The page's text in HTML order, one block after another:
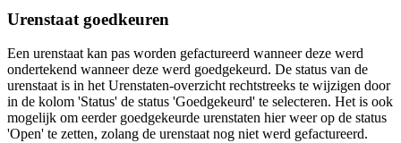
Urenstaat goedkeuren
Een urenstaat kan pas worden gefactureerd wanneer deze werd
ondertekend wanneer deze werd goedgekeurd. De status van de
urenstaat is in het Urenstaten-overzicht rechtstreeks te wijzigen door
in de kolom 'Status' de status 'Goedgekeurd' te selecteren. Het is ook
mogelijk om eerder goedgekeurde urenstaten hier weer op de status
'Open' te zetten, zolang de urenstaat nog niet werd gefactureerd.